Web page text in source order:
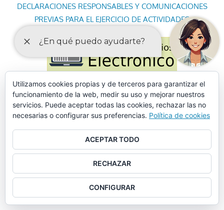
DECLARACIONES RESPONSABLES Y COMUNICACIONES
PREVIAS PARA EL EJERCICIO DE ACTIVIDADES
Utilizamos cookies propias y de terceros para garantizar el
funcionamiento de la web, medir su uso y mejorar nuestros
servicios. Puede aceptar todas las cookies, rechazar las no
necesarias o configurar sus preferencias. Política de cookies
ACEPTAR TODO
RECHAZAR
CONFIGURAR